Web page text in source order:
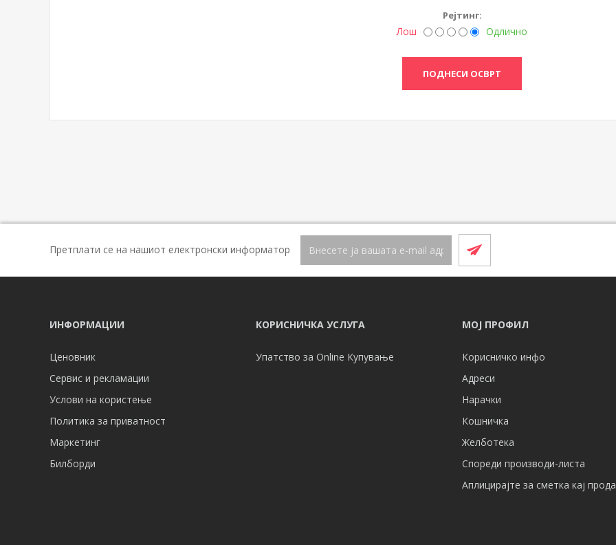
Рејтинг:
Лош Одлично
Претплати се на нашиот електронски информатор
ИНФОРМАЦИИ
Ценовник
Сервис и рекламации
Услови на користење
Политика за приватност
Маркетинг
Билборди
КОРИСНИЧКА УСЛУГА
Упатство за Online Купување
МОЈ ПРОФИЛ
Корисничко инфо
Адреси
Нарачки
Кошничка
Желботека
Спореди производи-листа
Аплицирајте за сметка кај